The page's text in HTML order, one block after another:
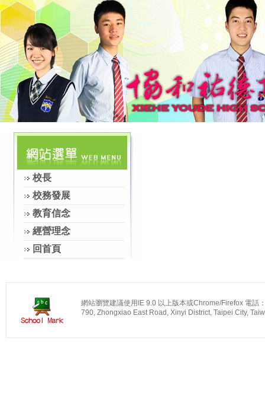
校長
校務發展
教育信念
經營理念
回首頁
網站瀏覽建議使用IE 9.0 以上版本或Chrome/Firefox 電
790, Zhongxiao East Road, Xinyi District, Taipei City,